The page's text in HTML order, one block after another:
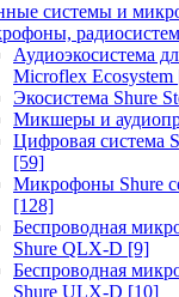
системы и
Аудиоэкосистема
Microflex Ecosystem
Экосистема Shure
Микшеры и
Цифровая система
[59]
Микрофоны Shure
[128]
Беспроводная
Shure QLX-D [9]
Беспроводная
Shure ULX-D [10]